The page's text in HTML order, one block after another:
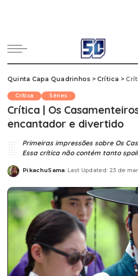
Quinta Capa Quadrinhos > Crítica > Crítica |
Crítica Séries
Crítica | Os
encantador e divertido
Primeiras impressões sobre Os
Essa crítica não contém tanto
Posted
PikachuSama Last Updated: 23 de